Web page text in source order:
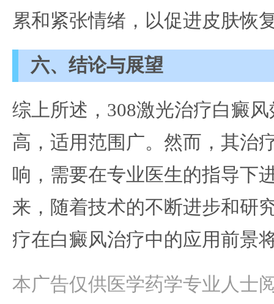
累和紧张情绪，以促进皮肤恢
六、结论与展望
综上所述，308激光治疗白癜
高，适用范围广。然而，其治
响，需要在专业医生的指导下
来，随着技术的不断进步和研
疗在白癜风治疗中的应用前景
本广告仅供医学药学专业人士